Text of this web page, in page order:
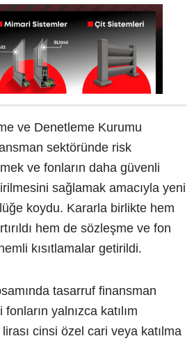
ve Denetleme Kurumu
sektöründe risk
ve fonların daha güvenli
sağlamak amacıyla yeni
koydu. Kararla birlikte hem
hem de sözleşme ve fon
kısıtlamalar getirildi.
tasarruf finansman
yalnızca katılım
cinsi özel cari veya katılma